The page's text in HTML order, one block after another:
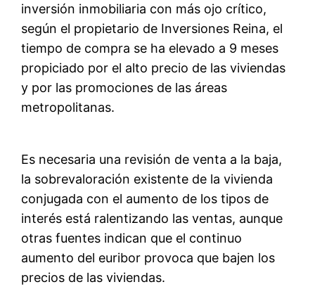
inversión inmobiliaria con más ojo crítico,
según el propietario de Inversiones Reina, el
tiempo de compra se ha elevado a 9 meses
propiciado por el alto precio de las viviendas
y por las promociones de las áreas
metropolitanas.
Es necesaria una revisión de venta a la baja,
la sobrevaloración existente de la vivienda
conjugada con el aumento de los tipos de
interés está ralentizando las ventas, aunque
otras fuentes indican que el continuo
aumento del euribor provoca que bajen los
precios de las viviendas.